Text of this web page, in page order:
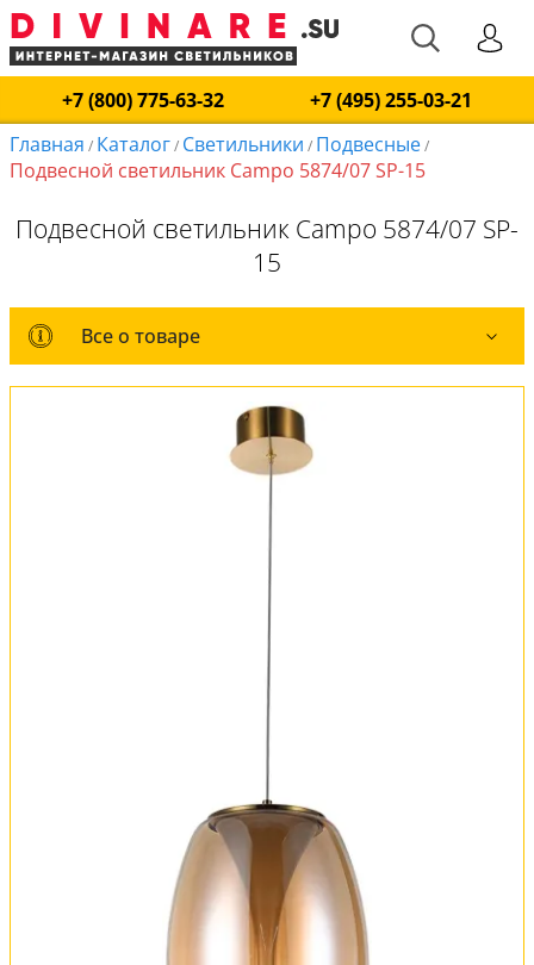
+7 (800) 775-63-32
+7 (495) 255-03-21
Главная / Каталог/ Светильники / Подвесные/
Подвесной светильник Campo 5874/07 SP-15
Подвесной светильник Campo 5874/07 SP-
15
Все о товаре
Все о товаре
Комплект лампочек